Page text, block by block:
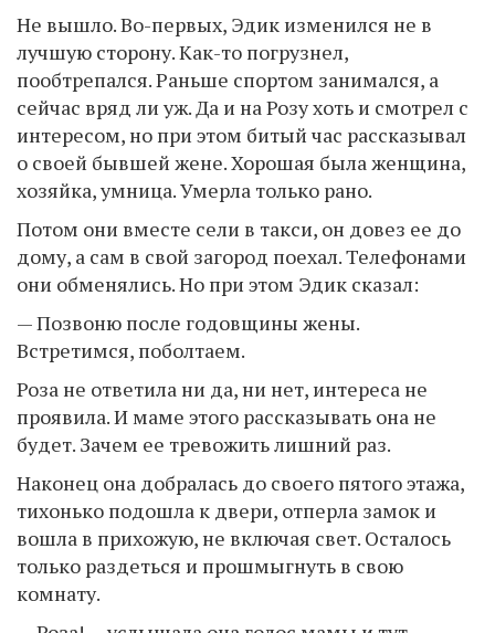
Не вышло. Во-первых, Эдик изменился не в
лучшую сторону. Как-то погрузнел,
пообтрепался. Раньше спортом занимался, а
сейчас вряд ли уж. Да и на Розу хоть и смотрел с
интересом, но при этом битый час рассказывал
о своей бывшей жене. Хорошая была женщина,
хозяйка, умница. Умерла только рано.
Потом они вместе сели в такси, он довез ее до
дому, а сам в свой загород поехал. Телефонами
они обменялись. Но при этом Эдик сказал:
— Позвоню после годовщины жены.
Встретимся, поболтаем.
Роза не ответила ни да, ни нет, интереса не
проявила. И маме этого рассказывать она не
будет. Зачем ее тревожить лишний раз.
Наконец она добралась до своего пятого этажа,
тихонько подошла к двери, отперла замок и
вошла в прихожую, не включая свет. Осталось
только раздеться и прошмыгнуть в свою
комнату.